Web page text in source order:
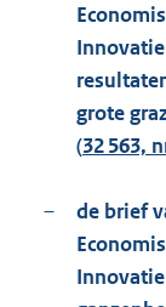
grote
(32 563,
–
de brief